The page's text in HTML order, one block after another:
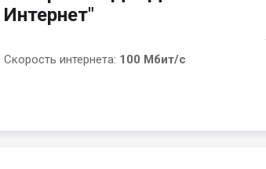
Интернет"
Скорость интернета: 100 Мбит/с